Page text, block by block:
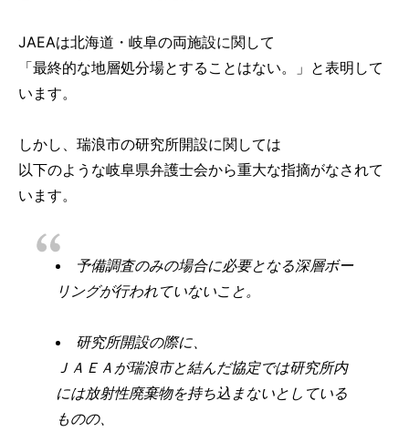
JAEAは北海道・岐阜の両施設に関して
「最終的な地層処分場とすることはない。」と表明して
います。
しかし、瑞浪市の研究所開設に関しては
以下のような岐阜県弁護士会から重大な指摘がなされて
います。
予備調査のみの場合に必要となる深層ボー
リングが行われていないこと。
研究所開設の際に、
ＪＡＥＡが瑞浪市と結んだ協定では研究所内
には放射性廃棄物を持ち込まないとしている
ものの、